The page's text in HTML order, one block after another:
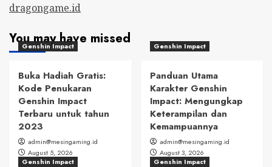
dragongame.id
You may have missed
Genshin Impact
Buka Hadiah Gratis:
Kode Penukaran
Genshin Impact
Terbaru untuk tahun
2023
admin@mesingaming.id
August 5, 2026
Genshin Impact
Panduan Utama
Karakter Genshin
Impact: Mengungkap
Keterampilan dan
Kemampuannya
admin@mesingaming.id
August 3, 2026
Genshin Impact
Genshin Impact